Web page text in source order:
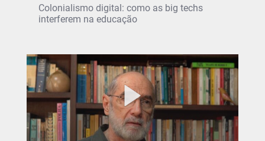
Colonialismo digital: como as big techs
interferem na educação